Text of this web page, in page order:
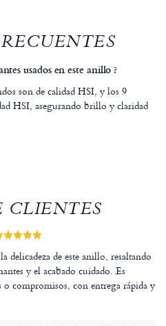
usados en este anillo ?
son de calidad HSI, y los 9
HSI, asegurando brillo y claridad
CLIENTES
delicadeza de este anillo, resaltando
y el acabado cuidado. Es
o compromisos, con entrega rápida y